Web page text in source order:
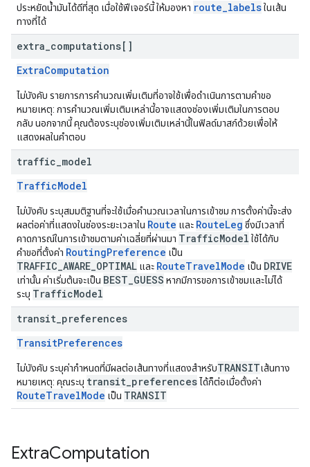
ประหยัดน้ำมันได้ดีที่สุด เมื่อใช้ฟีเจอร์นี้ ให้มองหา route_labelsในเส้น
ทางที่ได้
extra computations[]
ExtraComputation
ไม่บังคับ รายการการคำนวณเพิ่มเติมที่อาจใช้เพื่อดำเนินการตามคำขอ
หมายเหตุ: การคำนวณเพิ่มเติมเหล่านี้อาจแสดงช่องเพิ่มเติมในการตอบ
กลับ นอกจากนี้ คุณต้องระบุช่องเพิ่มเติมเหล่านี้ในฟิลด์มาสก์ด้วยเพื่อให้
แสดงผลในคำตอบ
traffic model
TrafficModel
ไม่บังคับ ระบุสมมติฐานที่จะใช้เมื่อคำนวณเวลาในการเข้าชม การตั้งค่านี้จะส่ง
ผลต่อค่าที่แสดงในช่องระยะเวลาใน Route และ RouteLeg ซึ่งมีเวลาที่
คาดการณ์ในการเข้าชมตามค่าเฉลี่ยที่ผ่านมา TrafficModel ใช้ได้กับ
คำขอที่ตั้งค่า RoutingPreference เป็น
TRAFFIC_AWARE_OPTIMAL และ RouteTravelMode เป็น DRIVE
เท่านั้น ค่าเริ่มต้นจะเป็น BEST_GUESS หากมีการขอการเข้าชมและไม่ได้
ระบุ TrafficModel
transit preferences
TransitPreferences
ไม่บังคับ ระบุค่ากำหนดที่มีผลต่อเส้นทางที่แสดงสำหรับTRANSITเส้นทาง
หมายเหตุ: คุณระบุ transit_preferences ได้ก็ต่อเมื่อตั้งค่า
RouteTravelMode เป็น TRANSIT
ExtraComputation